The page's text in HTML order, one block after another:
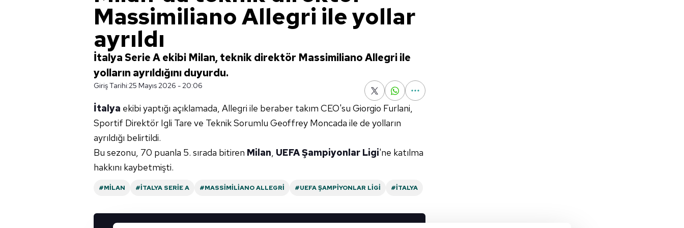
Massimiliano Allegri ile yollar
ayrıldı
İtalya Serie A ekibi Milan, teknik direktör Massimiliano Allegri ile
yolların ayrıldığını duyurdu.
Giriş Tarihi:25 Mayıs 2026 - 20:06
İtalya ekibi yaptığı açıklamada, Allegri ile beraber takım CEO'su Giorgio Furlani,
Sportif Direktör Igli Tare ve Teknik Sorumlu Geoffrey Moncada ile de yolların
ayrıldığı belirtildi.
Bu sezonu, 70 puanla 5. sırada bitiren Milan, UEFA Şampiyonlar Ligi'ne katılma
hakkını kaybetmişti.
#MILAN #İTALYA SERIE A #MASSIMILIANO ALLEGRI #UEFA ŞAMPIYONLAR LIGI #İTALYA